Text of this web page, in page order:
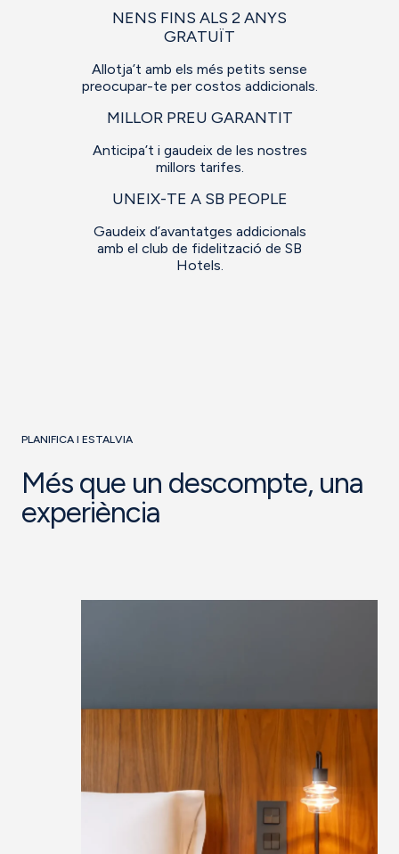
NENS FINS ALS 2 ANYS
GRATUÏT
Allotja’t amb els més petits sense
preocupar-te per costos addicionals.
MILLOR PREU GARANTIT
Anticipa’t i gaudeix de les nostres
millors tarifes.
UNEIX-TE A SB PEOPLE
Gaudeix d’avantatges addicionals
amb el club de fidelització de SB
Hotels.
PLANIFICA I ESTALVIA
Més que un descompte, una
experiència